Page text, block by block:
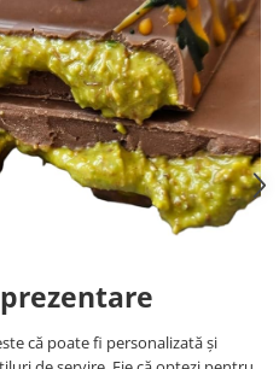
că poate fi personalizată și